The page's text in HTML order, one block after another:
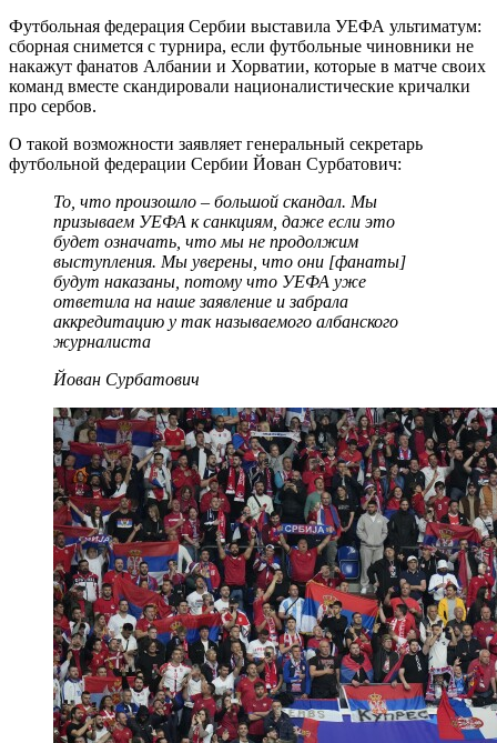
Футбольная федерация Сербии выставила УЕФА ультиматум:
сборная снимется с турнира, если футбольные чиновники не
накажут фанатов Албании и Хорватии, которые в матче своих
команд вместе скандировали националистические кричалки
про сербов.
О такой возможности заявляет генеральный секретарь
футбольной федерации Сербии Йован Сурбатович:
То, что произошло – большой скандал. Мы
призываем УЕФА к санкциям, даже если это
будет означать, что мы не продолжим
выступления. Мы уверены, что они [фанаты]
будут наказаны, потому что УЕФА уже
ответила на наше заявление и забрала
аккредитацию у так называемого албанского
журналиста
Йован Сурбатович